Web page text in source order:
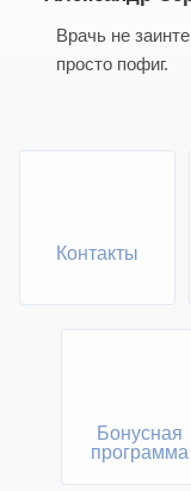
Врачь не
просто пофиг.
Контакты
Бонусная
программа